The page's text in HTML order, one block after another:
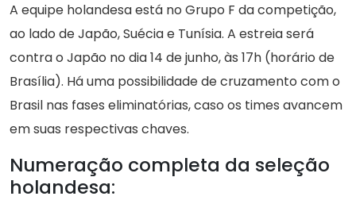
A equipe holandesa está no Grupo F da competição,
ao lado de Japão, Suécia e Tunísia. A estreia será
contra o Japão no dia 14 de junho, às 17h (horário de
Brasília). Há uma possibilidade de cruzamento com o
Brasil nas fases eliminatórias, caso os times avancem
em suas respectivas chaves.
Numeração completa da seleção
holandesa: